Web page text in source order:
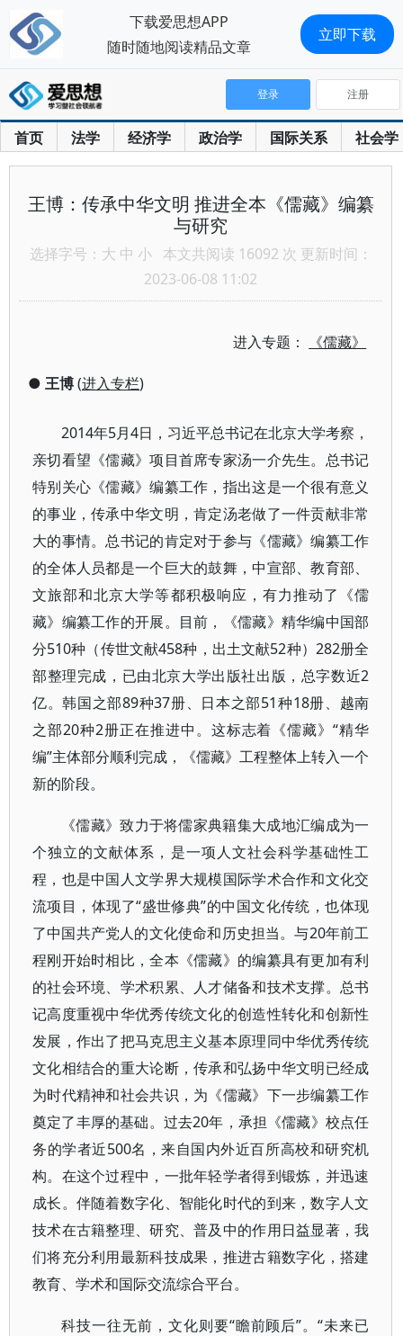
首页 法学 经济学 政治学 国际关系 社会学
登录 注册
王博：传承中华文明 推进全本《儒藏》编纂
与研究
选择字号： 大 中 小 本文共阅读 16092 次 更新时间：
2023-06-08 11:02
进入专题： 《儒藏》
● 王博(进入专栏)
2014年5月4日，习近平总书记在北京大学考察，
亲切看望《儒藏》项目首席专家汤一介先生。总书记
特别关心《儒藏》编纂工作，指出这是一个很有意义
的事业，传承中华文明，肯定汤老做了一件贡献非常
大的事情。总书记的肯定对于参与《儒藏》编纂工作
的全体人员都是一个巨大的鼓舞，中宣部、教育部、
文旅部和北京大学等都积极响应，有力推动了《儒
藏》编纂工作的开展。目前，《儒藏》精华编中国部
分510种（传世文献458种，出土文献52种）282册全
部整理完成，已由北京大学出版社出版，总字数近2
亿。韩国之部89种37册、日本之部51种18册、越南
之部20种2册正在推进中。这标志着《儒藏》“精华
编”主体部分顺利完成，《儒藏》工程整体上转入一个
新的阶段。
《儒藏》致力于将儒家典籍集大成地汇编成为一
个独立的文献体系，是一项人文社会科学基础性工
程，也是中国人文学界大规模国际学术合作和文化交
流项目，体现了“盛世修典”的中国文化传统，也体现
了中国共产党人的文化使命和历史担当。与20年前工
程刚开始时相比，全本《儒藏》的编纂具有更加有利
的社会环境、学术积累、人才储备和技术支撑。总书
记高度重视中华优秀传统文化的创造性转化和创新性
发展，作出了把马克思主义基本原理同中华优秀传统
文化相结合的重大论断，传承和弘扬中华文明已经成
为时代精神和社会共识，为《儒藏》下一步编纂工作
奠定了丰厚的基础。过去20年，承担《儒藏》校点任
务的学者近500名，来自国内外近百所高校和研究机
构。在这个过程中，一批年轻学者得到锻炼，并迅速
成长。伴随着数字化、智能化时代的到来，数字人文
技术在古籍整理、研究、普及中的作用日益显著，我
们将充分利用最新科技成果，推进古籍数字化，搭建
教育、学术和国际交流综合平台。
科技一往无前，文化则要“瞻前顾后”。“未来已
下载爱思想APP
随时随地阅读精品文章
立即下载